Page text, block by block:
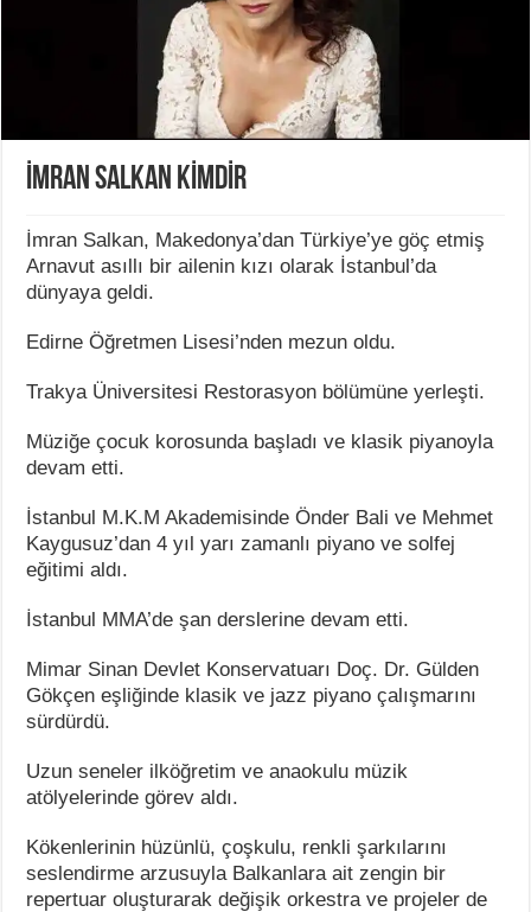
İMRAN SALKAN KİMDİR
İmran Salkan, Makedonya’dan Türkiye’ye göç etmiş
Arnavut asıllı bir ailenin kızı olarak İstanbul’da
dünyaya geldi.
Edirne Öğretmen Lisesi’nden mezun oldu.
Trakya Üniversitesi Restorasyon bölümüne yerleşti.
Müziğe çocuk korosunda başladı ve klasik piyanoyla
devam etti.
İstanbul M.K.M Akademisinde Önder Bali ve Mehmet
Kaygusuz’dan 4 yıl yarı zamanlı piyano ve solfej
eğitimi aldı.
İstanbul MMA’de şan derslerine devam etti.
Mimar Sinan Devlet Konservatuarı Doç. Dr. Gülden
Gökçen eşliğinde klasik ve jazz piyano çalışmarını
sürdürdü.
Uzun seneler ilköğretim ve anaokulu müzik
atölyelerinde görev aldı.
Kökenlerinin hüzünlü, çoşkulu, renkli şarkılarını
seslendirme arzusuyla Balkanlara ait zengin bir
repertuar oluşturarak değişik orkestra ve projeler de